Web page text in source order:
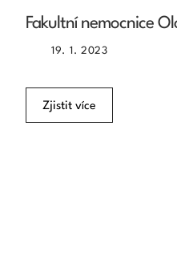
Fakultní nemocnice
19. 1. 2023
Zjistit více